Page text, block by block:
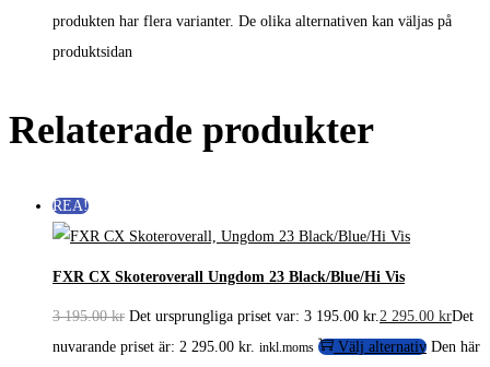
produkten har flera varianter. De olika alternativen kan väljas på
produktsidan
Relaterade produkter
REA!
FXR CX Skoteroverall Ungdom 23 Black/Blue/Hi Vis
3 195.00kr Det ursprungliga priset var: 3 195.00 kr. 2 295.00 krDet
nuvarande priset är: 2 295.00 kr. inkl.moms Välj alternativ Den här